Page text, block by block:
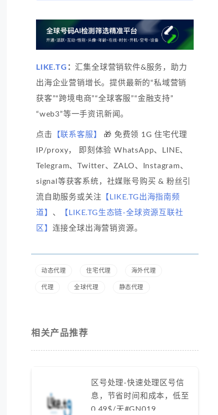
LIKE.TG ： 汇集全球营销软件&服务，助力
出海企业营销增长。提供最新的“私域营销
获客”“跨境电商”“全球客服”“金融支持”
“web3”等一手资讯新闻。
点击 【联系客服】
🎁 免费领 1G 住宅代理
IP/proxy， 即刻体验 WhatsApp、LINE、
Telegram、Twitter、ZALO、Instagram、
signal等获客系统，社媒账号购买 & 粉丝引
流自助服务或关注 【LIKE.TG出海指南频
道】 、
【LIKE.TG生态链-全球资源互联社
区】 连接全球出海营销资源。
动态代理 住宅代理 海外代理
代理 全球代理 静态代理
相关产品推荐
区号处理-快速处理区号信
息，节省时间和成本，低至
0.49$/天#GN019